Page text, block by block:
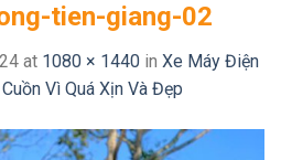
tien-giang-02
at 1080 × 1440 in Xe Máy Điện
Vì Quá Xịn Và Đẹp